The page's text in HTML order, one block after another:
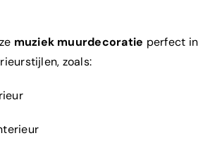
muziek muurdecoratie perfect in
zoals: